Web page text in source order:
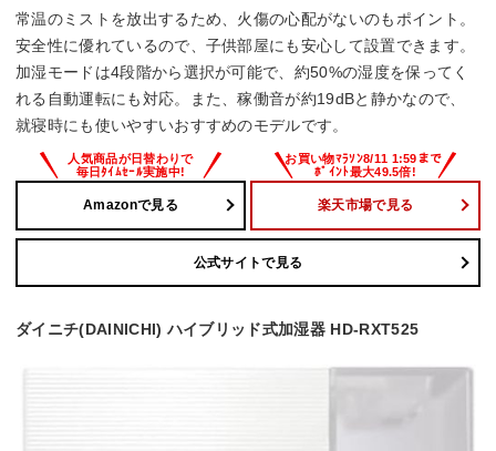
その他機能
自動運転
アロマ
常温のミストを放出するため、火傷の心配がないのもポイント。
安全性に優れているので、子供部屋にも安心して設置できます。
加湿モードは4段階から選択が可能で、約50%の湿度を保ってく
れる自動運転にも対応。また、稼働音が約19dBと静かなので、
就寝時にも使いやすいおすすめのモデルです。
Amazonで見る 楽天市場で見る
公式サイトで見る
ダイニチ(DAINICHI) ハイブリッド式加湿器 HD-RXT525